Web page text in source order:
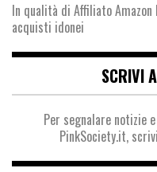
In qualità di Affiliato Amazon
acquisti idonei
SCRIVI
Per segnalare notizie
PinkSociety.it,